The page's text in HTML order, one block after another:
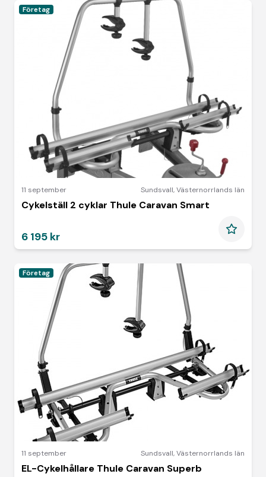
Företag
11 september Sundsvall,Västernorrlands län
Cykelställ 2 cyklar Thule Caravan Smart
6 195 kr
Företag
11 september Sundsvall,Västernorrlands län
EL-Cykelhållare Thule Caravan Superb